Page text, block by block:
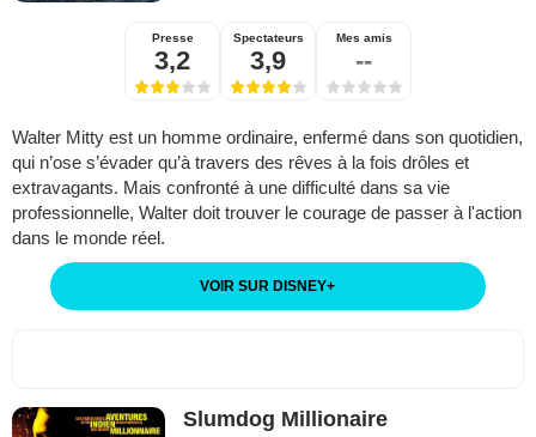
Presse
3,2
Spectateurs
3,9
Mes amis
--
Walter Mitty est un homme ordinaire, enfermé dans son quotidien,
qui n’ose s’évader qu’à travers des rêves à la fois drôles et
extravagants. Mais confronté à une difficulté dans sa vie
professionnelle, Walter doit trouver le courage de passer à l'action
dans le monde réel.
VOIR SUR DISNEY+
Slumdog Millionaire